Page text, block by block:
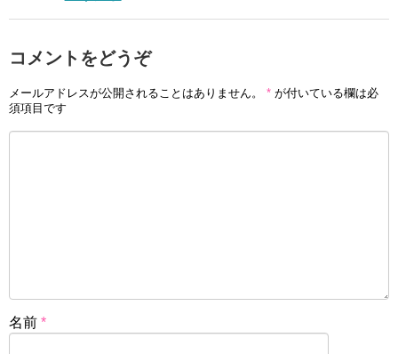
コメントをどうぞ
メールアドレスが公開されることはありません。 * が付いている欄は必
須項目です
名前 *